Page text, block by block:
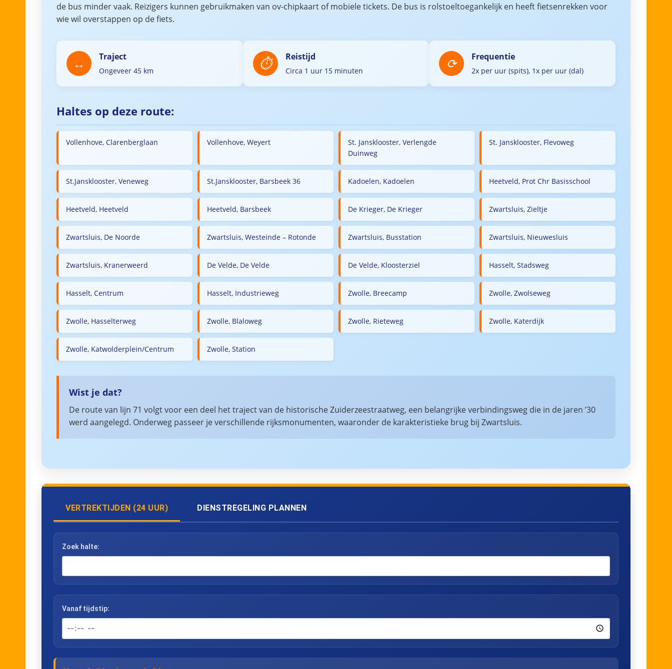
de bus minder vaak. Reizigers kunnen gebruikmaken van ov-chipkaart of mobiele tickets. De bus is rolstoeltoegankelijk en heeft fietsenrekken voor
wie wil overstappen op de fiets.
Traject
Ongeveer 45 km
Reistijd
Circa 1 uur 15 minuten
Frequentie
2x per uur (spits), 1x per uur (dal)
Haltes op deze route:
Vollenhove, Clarenberglaan Vollenhove, Weyert
St. Jansklooster, Verlengde
Duinweg
St. Jansklooster, Flevoweg
St.Jansklooster, Veneweg St.Jansklooster, Barsbeek 36 Kadoelen, Kadoelen Heetveld, Prot Chr Basisschool
Heetveld, Heetveld Heetveld, Barsbeek De Krieger, De Krieger Zwartsluis, Zieltje
Zwartsluis, De Noorde Zwartsluis, Westeinde – Rotonde Zwartsluis, Busstation Zwartsluis, Nieuwesluis
Zwartsluis, Kranerweerd De Velde, De Velde De Velde, Kloosterziel Hasselt, Stadsweg
Hasselt, Centrum Hasselt, Industrieweg Zwolle, Breecamp Zwolle, Zwolseweg
Zwolle, Hasselterweg Zwolle, Blaloweg Zwolle, Rieteweg Zwolle, Katerdijk
Zwolle, Katwolderplein/Centrum Zwolle, Station
Wist je dat?
De route van lijn 71 volgt voor een deel het traject van de historische Zuiderzeestraatweg, een belangrijke verbindingsweg die in de jaren ’30
werd aangelegd. Onderweg passeer je verschillende rijksmonumenten, waaronder de karakteristieke brug bij Zwartsluis.
VERTREKTIJDEN (24 UUR) DIENSTREGELING PLANNEN
Zoek halte:
Vanaf tijdstip: